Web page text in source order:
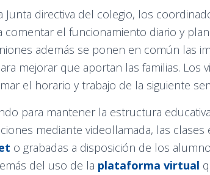
Junta directiva del colegio, los
comentar el funcionamiento diario y
además se ponen en común las
mejorar que aportan las familias. Los
el horario y trabajo de la siguiente
para mantener la estructura
mediante videollamada, las
o grabadas a disposición de los
del uso de la plataforma virtual